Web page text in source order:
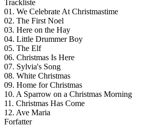
Trackliste
01. We Celebrate At Christmastime
02. The First Noel
03. Here on the Hay
04. Little Drummer Boy
05. The Elf
06. Christmas Is Here
07. Sylvia's Song
08. White Christmas
09. Home for Christmas
10. A Sparrow on a Christmas Morning
11. Christmas Has Come
12. Ave Maria
Forfatter